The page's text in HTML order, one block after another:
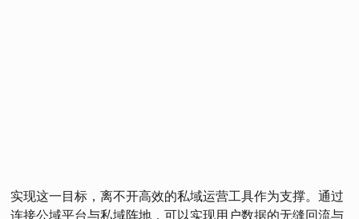
实现这一目标，离不开高效的私域运营工具作为支撑。通过
连接公域平台与私域阵地，可以实现用户数据的无缝回流与